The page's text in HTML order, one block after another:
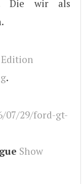
Die wir als
.
07/29/ford-gt-
Show